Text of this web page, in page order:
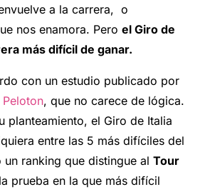
a la carrera, o
nos enamora. Pero el Giro de
más difícil de ganar.
con un estudio publicado por
, que no carece de lógica.
planteamiento, el Giro de Italia
entre las 5 más difíciles del
un ranking que distingue al Tour
prueba en la que más difícil